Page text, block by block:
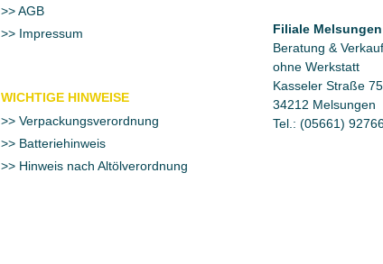
AGB
Impressum
WICHTIGE HINWEISE
Verpackungsverordnung
Batteriehinweis
Hinweis nach Altölverordnung
Filiale Melsungen
Beratung & Verkauf
ohne Werkstatt
Kasseler Straße
34212 Melsungen
Tel.: (05661)